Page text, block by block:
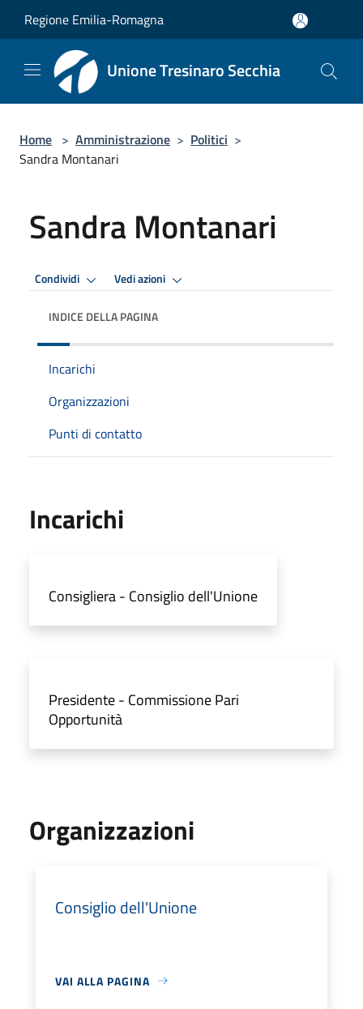
Regione Emilia-Romagna
Unione Tresinaro Secchia
Home > Amministrazione > Politici >
Sandra Montanari
Sandra Montanari
Condividi Vedi azioni
INDICE DELLA PAGINA
Incarichi
Organizzazioni
Punti di contatto
Incarichi
Consigliera - Consiglio dell'Unione
Presidente - Commissione Pari
Opportunità
Organizzazioni
Consiglio dell'Unione
VAI ALLA PAGINA